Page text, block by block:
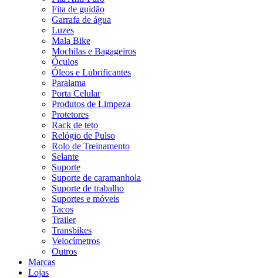
Fita de guidão
Garrafa de água
Luzes
Mala Bike
Mochilas e Bagageiros
Óculos
Óleos e Lubrificantes
Paralama
Porta Celular
Produtos de Limpeza
Protetores
Rack de teto
Relógio de Pulso
Rolo de Treinamento
Selante
Suporte
Suporte de caramanhola
Suporte de trabalho
Suportes e móveis
Tacos
Trailer
Transbikes
Velocímetros
Outros
Marcas
Lojas